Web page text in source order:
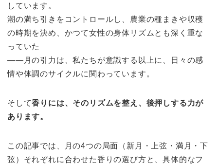
しています。
潮の満ち引きをコントロールし、農業の種まきや収穫
の時期を決め、かつて女性の身体リズムとも深く重な
っていた
——月の引力は、私たちが意識する以上に、日々の感
情や体調のサイクルに関わっています。
そして香りには、そのリズムを整え、後押しする力が
あります。
この記事では、月の4つの局面（新月・上弦・満月・下
弦）それぞれに合わせた香りの選び方と、具体的なフ